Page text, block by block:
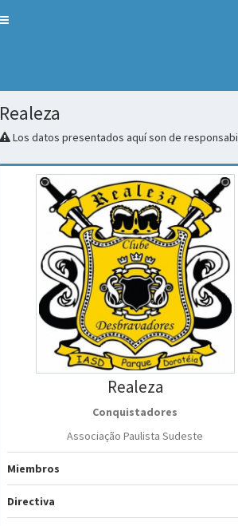
Servicios
Realeza
Los datos presentados aquí son de
Realeza
Conquistadores
Associação Paulista Sudeste
Miembros
Directiva